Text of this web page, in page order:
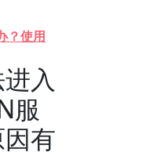
？使用
入
服
有